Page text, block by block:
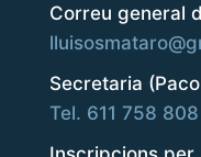
Correu general
Secretaria
Tel. 611 758 808